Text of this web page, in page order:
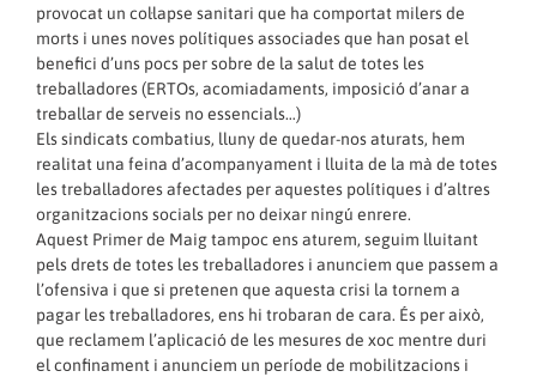
provocat un col·lapse sanitari que ha comportat milers de
morts i unes noves polítiques associades que han posat el
benefici d’uns pocs per sobre de la salut de totes les
treballadores (ERTOs, acomiadaments, imposició d’anar a
treballar de serveis no essencials…)
Els sindicats combatius, lluny de quedar-nos aturats, hem
realitat una feina d’acompanyament i lluita de la mà de totes
les treballadores afectades per aquestes polítiques i d’altres
organitzacions socials per no deixar ningú enrere.
Aquest Primer de Maig tampoc ens aturem, seguim lluitant
pels drets de totes les treballadores i anunciem que passem a
l’ofensiva i que si pretenen que aquesta crisi la tornem a
pagar les treballadores, ens hi trobaran de cara. És per això,
que reclamem l’aplicació de les mesures de xoc mentre duri
el confinament i anunciem un període de mobilitzacions i